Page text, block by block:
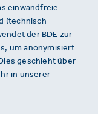
einwandfreie
(technisch
der BDE zur
um anonymisiert
geschieht über
in unserer